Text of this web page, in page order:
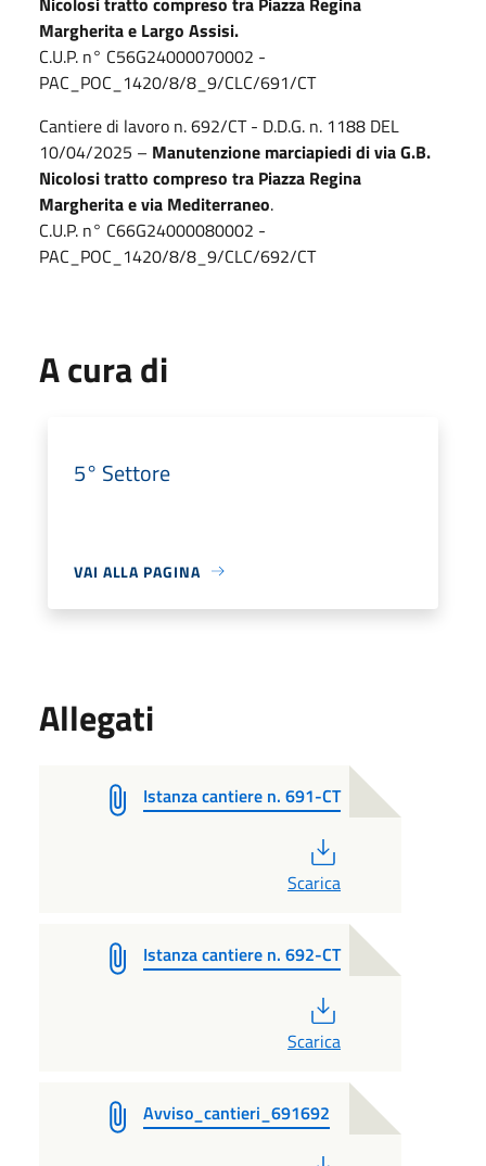
Margherita e Largo Assisi.
C.U.P. n° C56G24000070002 -
PAC_POC_1420/8/8_9/CLC/691/CT
Cantiere di lavoro n. 692/CT - D.D.G. n. 1188 DEL
10/04/2025 – Manutenzione marciapiedi di via G.B.
Nicolosi tratto compreso tra Piazza Regina
Margherita e via Mediterraneo.
C.U.P. n° C66G24000080002 -
PAC_POC_1420/8/8_9/CLC/692/CT
A cura di
5° Settore
VAI ALLA PAGINA
Allegati
Istanza cantiere n. 691-CT
Scarica
Istanza cantiere n. 692-CT
Scarica
Avviso_cantieri_691692